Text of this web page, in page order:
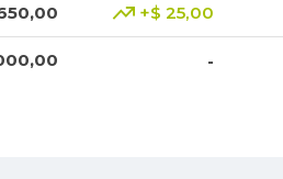
+$ 25,00
-